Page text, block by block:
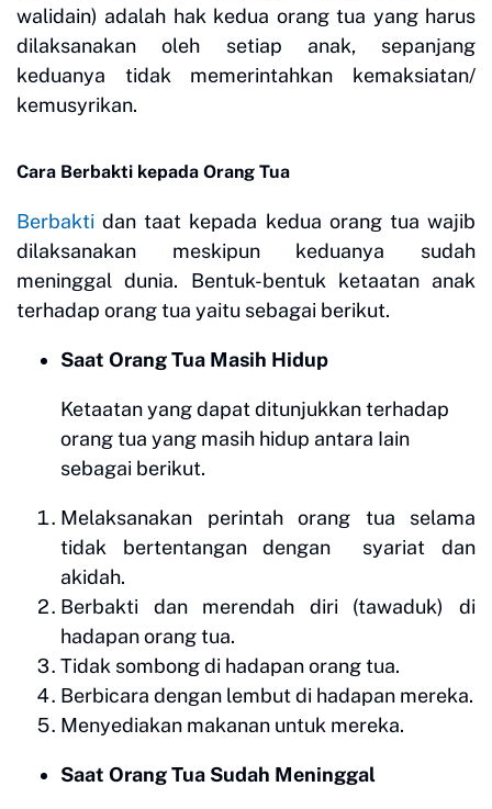
walidain) adalah hak kedua orang tua yang harus
dilaksanakan oleh setiap anak, sepanjang
keduanya tidak memerintahkan kemaksiatan/
kemusyrikan.
Cara Berbakti kepada Orang Tua
Berbakti dan taat kepada kedua orang tua wajib
dilaksanakan meskipun keduanya sudah
meninggal dunia. Bentuk-bentuk ketaatan anak
terhadap orang tua yaitu sebagai berikut.
Saat Orang Tua Masih Hidup
Ketaatan yang dapat ditunjukkan terhadap
orang tua yang masih hidup antara Iain
sebagai berikut.
Melaksanakan perintah orang tua selama
tidak bertentangan dengan syariat dan
akidah.
Berbakti dan merendah diri (tawaduk) di
hadapan orang tua.
Tidak sombong di hadapan orang tua.
Berbicara dengan lembut di hadapan mereka.
Menyediakan makanan untuk mereka.
Saat Orang Tua Sudah Meninggal